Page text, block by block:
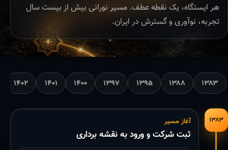
هر ایستگاه، یک نقطه عطف. مسیر نورانی بیش از بیست سال
تجربه، نوآوری و گسترش در ایران.
۱۳۸۳ ۱۳۸۸ ۱۳۹۵ ۱۳۹۷ ۱۴۰۰ ۱۴۰۱ ۱۴۰۲
۱۳۸۳ آغاز مسیر
ثبت شرکت و ورود به نقشه برداری